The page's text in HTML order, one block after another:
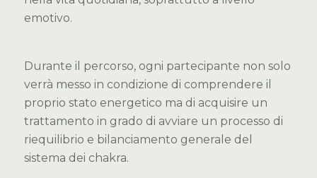
emotivo.
Durante il percorso, ogni partecipante non solo
verrà messo in condizione di comprendere il
proprio stato energetico ma di acquisire un
trattamento in grado di avviare un processo di
riequilibrio e bilanciamento generale del
sistema dei chakra.